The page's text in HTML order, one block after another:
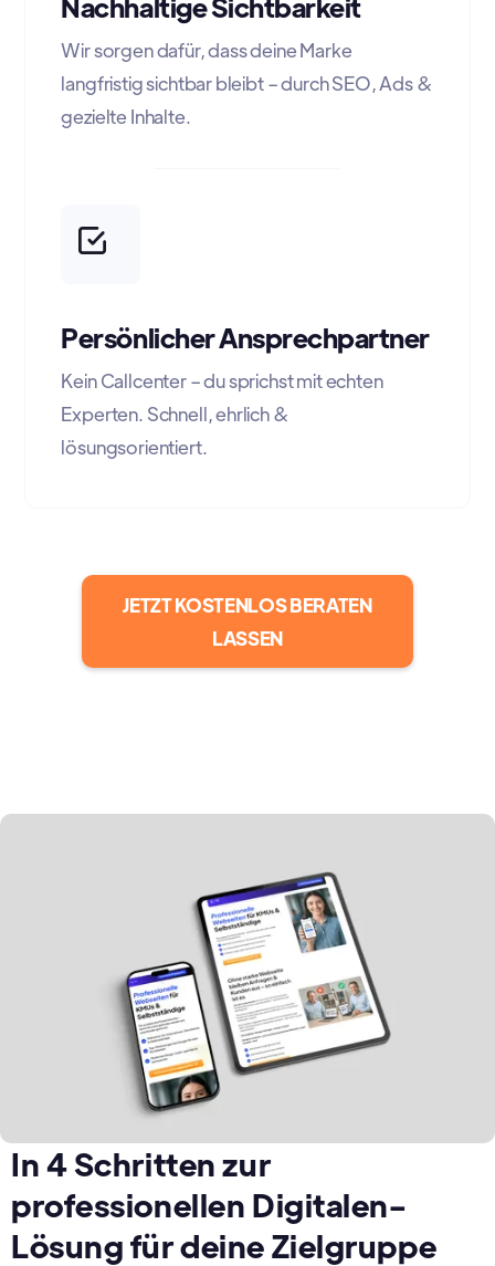
Wir sorgen dafür, dass deine Marke
langfristig sichtbar bleibt – durch SEO, Ads &
gezielte Inhalte.
Persönlicher Ansprechpartner
Kein Callcenter – du sprichst mit echten
Experten. Schnell, ehrlich &
lösungsorientiert.
JETZT KOSTENLOS BERATEN
LASSEN
In 4 Schritten zur
professionellen Digitalen-
Lösung für deine Zielgruppe